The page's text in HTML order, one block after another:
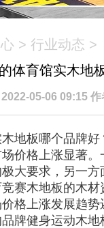
> 行业动态 >
体育馆实木地
2022-05-06 09:15 作
地板哪个品牌
价格上涨显著
大要求，另一
赛木地板的木
格上涨发展趋
牌健身运动木